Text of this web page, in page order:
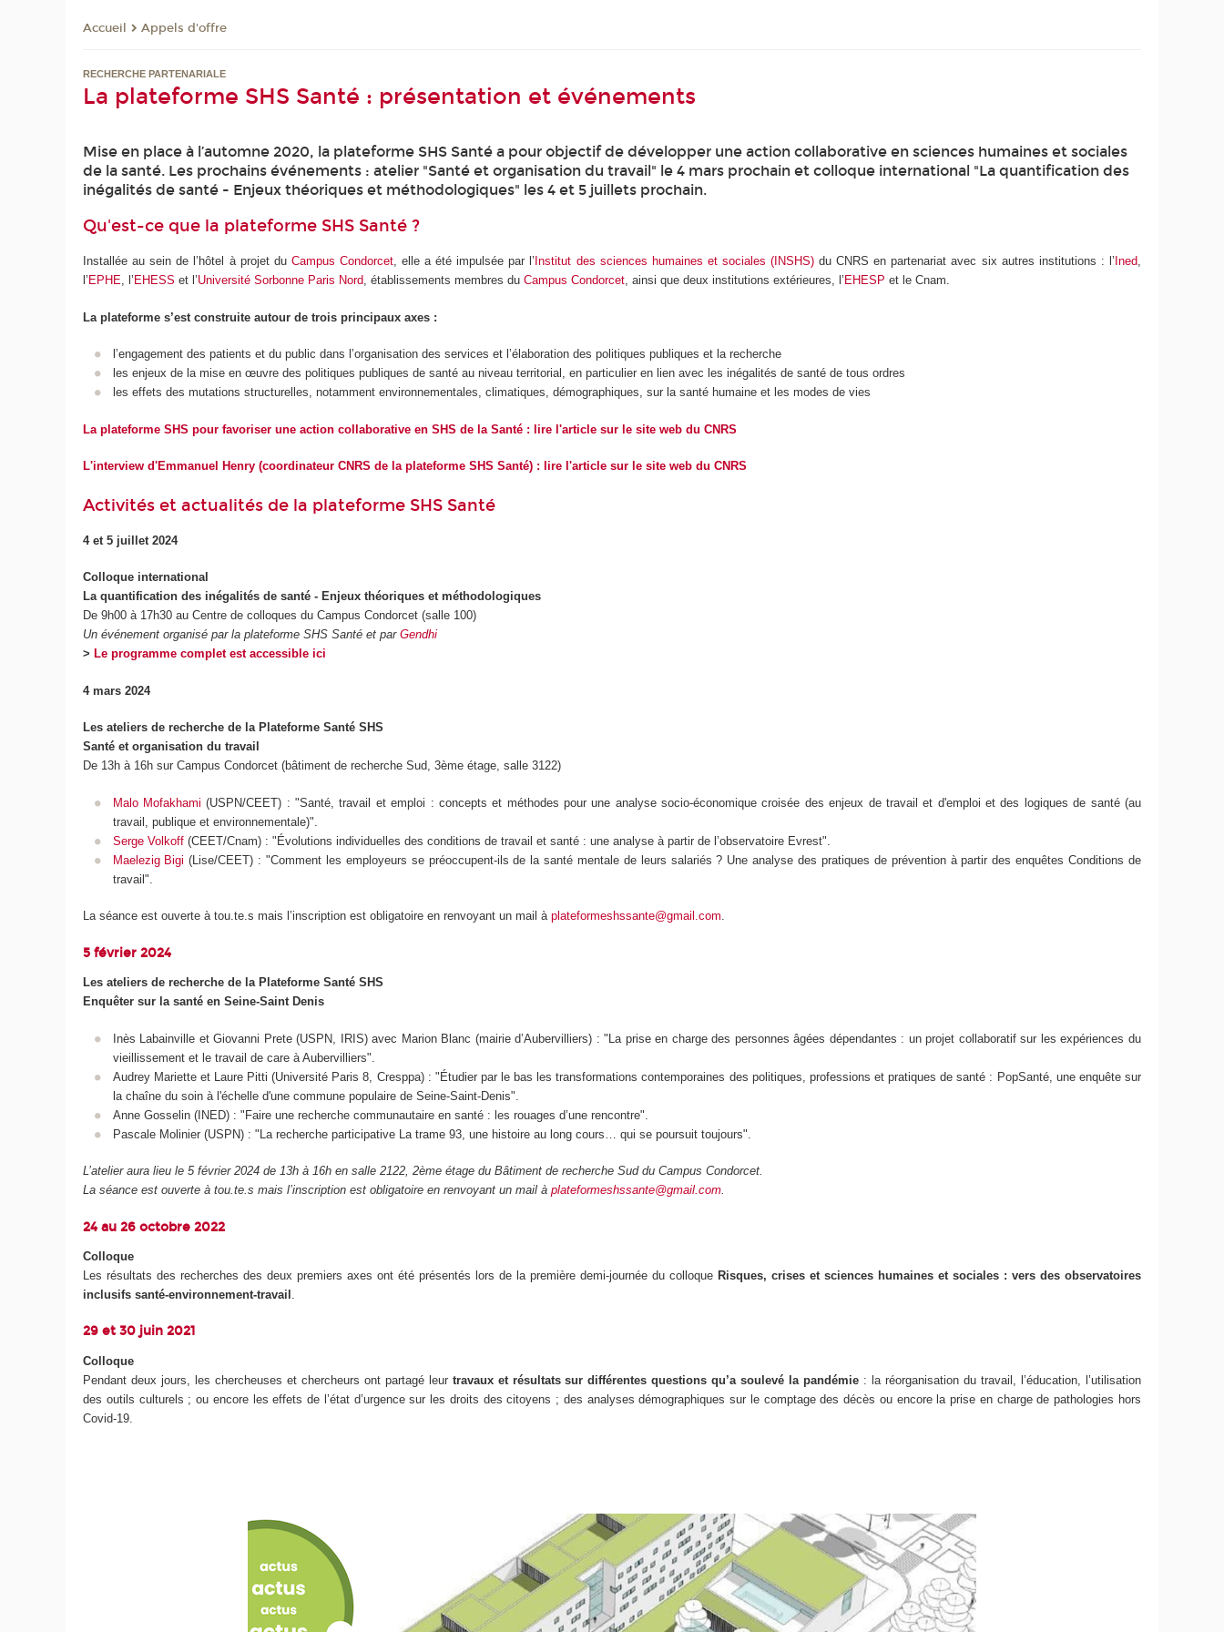
Accueil Appels d'offre
RECHERCHE PARTENARIALE
La plateforme SHS Santé : présentation et événements
Mise en place à l’automne 2020, la plateforme SHS Santé a pour objectif de développer une action collaborative en sciences humaines et sociales
de la santé. Les prochains événements : atelier "Santé et organisation du travail" le 4 mars prochain et colloque international "La quantification des
inégalités de santé - Enjeux théoriques et méthodologiques" les 4 et 5 juillets prochain.
Qu'est-ce que la plateforme SHS Santé ?
Installée au sein de l’hôtel à projet du Campus Condorcet, elle a été impulsée par l’ Institut des sciences humaines et sociales (INSHS) du CNRS en partenariat avec six autres institutions : l’ Ined,
l’ EPHE, l’ EHESS et l’Université Sorbonne Paris Nord, établissements membres duCampus Condorcet, ainsi que deux institutions extérieures, l’ EHESP et le Cnam.
La plateforme s’est construite autour de trois principaux axes :
l’engagement des patients et du public dans l’organisation des services et l’élaboration des politiques publiques et la recherche
les enjeux de la mise en œuvre des politiques publiques de santé au niveau territorial, en particulier en lien avec les inégalités de santé de tous ordres
les effets des mutations structurelles, notamment environnementales, climatiques, démographiques, sur la santé humaine et les modes de vies
La plateforme SHS pour favoriser une action collaborative en SHS de la Santé : lire l'article sur le site web du CNRS
L'interview d'Emmanuel Henry (coordinateur CNRS de la plateforme SHS Santé) : lire l'article sur le site web du CNRS
Activités et actualités de la plateforme SHS Santé
4 et 5 juillet 2024
Colloque international
La quantification des inégalités de santé - Enjeux théoriques et méthodologiques
De 9h00 à 17h30 au Centre de colloques du Campus Condorcet (salle 100)
Un événement organisé par la plateforme SHS Santé et parGendhi
> Le programme complet est accessible ici
4 mars 2024
Les ateliers de recherche de la Plateforme Santé SHS
Santé et organisation du travail
De 13h à 16h sur Campus Condorcet (bâtiment de recherche Sud, 3ème étage, salle 3122)
Malo Mofakhami (USPN/CEET) : "Santé, travail et emploi : concepts et méthodes pour une analyse socio-économique croisée des enjeux de travail et d'emploi et des logiques de santé (au
travail, publique et environnementale)".
Serge Volkoff(CEET/Cnam) : "Évolutions individuelles des conditions de travail et santé : une analyse à partir de l’observatoire Evrest".
Maelezig Bigi (Lise/CEET) : "Comment les employeurs se préoccupent-ils de la santé mentale de leurs salariés ? Une analyse des pratiques de prévention à partir des enquêtes Conditions de
travail".
La séance est ouverte à tou.te.s mais l’inscription est obligatoire en renvoyant un mail àplateformeshssante@gmail.com.
5 février 2024
Les ateliers de recherche de la Plateforme Santé SHS
Enquêter sur la santé en Seine-Saint Denis
Inès Labainville et Giovanni Prete (USPN, IRIS) avec Marion Blanc (mairie d’Aubervilliers) : "La prise en charge des personnes âgées dépendantes : un projet collaboratif sur les expériences du
vieillissement et le travail de care à Aubervilliers".
Audrey Mariette et Laure Pitti (Université Paris 8, Cresppa) : "Étudier par le bas les transformations contemporaines des politiques, professions et pratiques de santé : PopSanté, une enquête sur
la chaîne du soin à l'échelle d'une commune populaire de Seine-Saint-Denis".
Anne Gosselin (INED) : "Faire une recherche communautaire en santé : les rouages d’une rencontre".
Pascale Molinier (USPN) : "La recherche participative La trame 93, une histoire au long cours… qui se poursuit toujours".
L’atelier aura lieu le 5 février 2024 de 13h à 16h en salle 2122, 2ème étage du Bâtiment de recherche Sud du Campus Condorcet.
La séance est ouverte à tou.te.s mais l’inscription est obligatoire en renvoyant un mail àplateformeshssante@gmail.com.
24 au 26 octobre 2022
Colloque
Les résultats des recherches des deux premiers axes ont été présentés lors de la première demi-journée du colloque Risques, crises et sciences humaines et sociales : vers des observatoires
inclusifs santé-environnement-travail
29 et 30 juin 2021
Colloque
Pendant deux jours, les chercheuses et chercheurs ont partagé leur travaux et résultats sur différentes questions qu’a soulevé la pandémie : la réorganisation du travail, l’éducation, l’utilisation
des outils culturels ; ou encore les effets de l’état d’urgence sur les droits des citoyens ; des analyses démographiques sur le comptage des décès ou encore la prise en charge de pathologies hors
Covid-19.